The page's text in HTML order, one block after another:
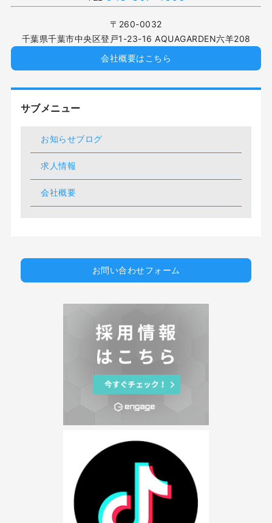
〒260-0032
千葉県千葉市中央区登戸1-23-16 AQUAGARDEN六羊208
会社概要はこちら
サブメニュー
お知らせブログ
求人情報
会社概要
お問い合わせフォーム